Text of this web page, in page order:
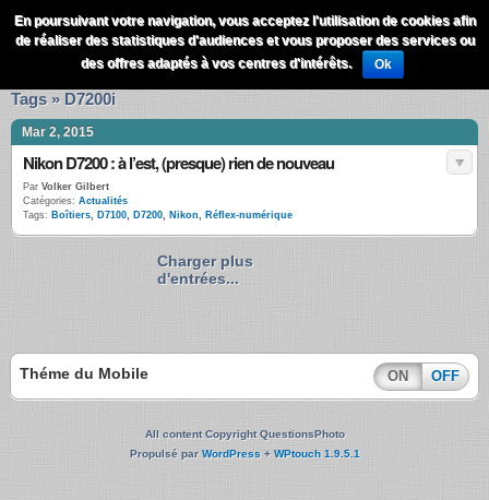
QuestionsPhoto Menu
Tags » D7200i
Mar 2, 2015
Nikon D7200 : à l’est, (presque) rien de nouveau
Par Volker Gilbert
Catégories: Actualités
Tags: Boîtiers, D7100, D7200, Nikon, Réflex-numérique
Charger plus
d'entrées...
Théme du Mobile ON OFF
All content Copyright QuestionsPhoto
Propulsé parWordPress + WPtouch 1.9.5.1
En poursuivant votre navigation, vous acceptez l'utilisation de cookies afin
de réaliser des statistiques d'audiences et vous proposer des services ou
des offres adaptés à vos centres d'intérêts.
Ok